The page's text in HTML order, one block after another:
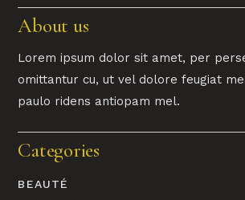
About us
Lorem ipsum dolor sit amet, per
omittantur cu, ut vel dolore feugiat
paulo ridens antiopam mel.
Categories
BEAUTÉ